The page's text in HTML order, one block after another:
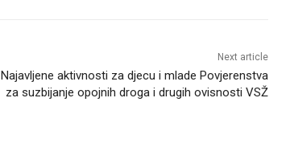
Next article
Najavljene aktivnosti za djecu i mlade Povjerenstva
za suzbijanje opojnih droga i drugih ovisnosti VSŽ